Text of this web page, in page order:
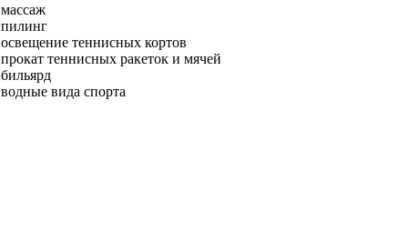
массаж
пилинг
освещение теннисных кортов
прокат теннисных ракеток и мячей
бильярд
водные вида спорта